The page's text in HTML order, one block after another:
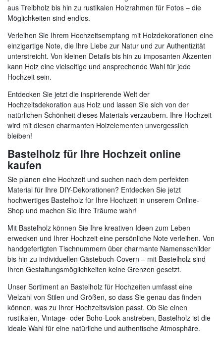
aus Treibholz bis hin zu rustikalen Holzrahmen für Fotos – die
Möglichkeiten sind endlos.
Verleihen Sie Ihrem Hochzeitsempfang mit Holzdekorationen eine
einzigartige Note, die Ihre Liebe zur Natur und zur Authentizität
unterstreicht. Von kleinen Details bis hin zu imposanten Akzenten
kann Holz eine vielseitige und ansprechende Wahl für jede
Hochzeit sein.
Entdecken Sie jetzt die inspirierende Welt der
Hochzeitsdekoration aus Holz und lassen Sie sich von der
natürlichen Schönheit dieses Materials verzaubern. Ihre Hochzeit
wird mit diesen charmanten Holzelementen unvergesslich
bleiben!
Bastelholz für Ihre Hochzeit online
kaufen
Sie planen eine Hochzeit und suchen nach dem perfekten
Material für Ihre DIY-Dekorationen? Entdecken Sie jetzt
hochwertiges Bastelholz für Ihre Hochzeit in unserem Online-
Shop und machen Sie Ihre Träume wahr!
Mit Bastelholz können Sie Ihre kreativen Ideen zum Leben
erwecken und Ihrer Hochzeit eine persönliche Note verleihen. Von
handgefertigten Tischnummern über charmante Namensschilder
bis hin zu individuellen Gästebuch-Covern – mit Bastelholz sind
Ihren Gestaltungsmöglichkeiten keine Grenzen gesetzt.
Unser Sortiment an Bastelholz für Hochzeiten umfasst eine
Vielzahl von Stilen und Größen, so dass Sie genau das finden
können, was zu Ihrer Hochzeitsvision passt. Ob Sie einen
rustikalen, Vintage- oder Boho-Look anstreben, Bastelholz ist die
ideale Wahl für eine natürliche und authentische Atmosphäre.